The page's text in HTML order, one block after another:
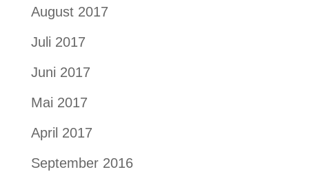
August 2017
Juli 2017
Juni 2017
Mai 2017
April 2017
September 2016